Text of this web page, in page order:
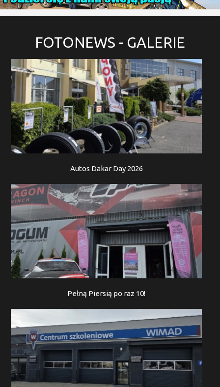
FOTONEWS - GALERIE
Autos Dakar Day 2026
Pełną Piersią po raz 10!